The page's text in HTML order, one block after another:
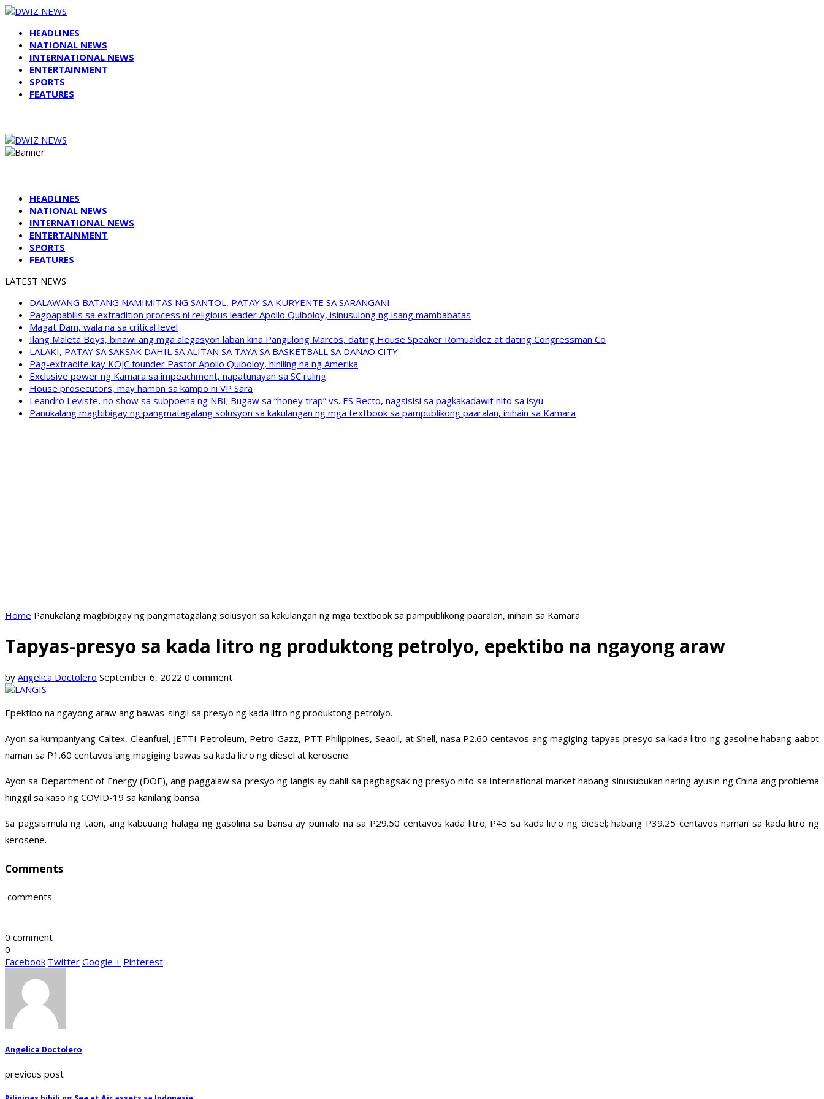
HEADLINES
NATIONAL NEWS
INTERNATIONAL NEWS
ENTERTAINMENT
SPORTS
FEATURES
HEADLINES
NATIONAL NEWS
INTERNATIONAL NEWS
ENTERTAINMENT
SPORTS
FEATURES
LATEST NEWS
DALAWANG BATANG NAMIMITAS NG SANTOL, PATAY SA KURYENTE SA SARANGANI
Pagpapabilis sa extradition process ni religious leader Apollo Quiboloy, isinusulong ng isang mambabatas
Magat Dam, wala na sa critical level
Ilang Maleta Boys, binawi ang mga alegasyon laban kina Pangulong Marcos, dating House Speaker Romualdez at dating Congressman Co
LALAKI, PATAY SA SAKSAK DAHIL SA ALITAN SA TAYA SA BASKETBALL SA DANAO CITY
Pag-extradite kay KOJC founder Pastor Apollo Quiboloy, hiniling na ng Amerika
Exclusive power ng Kamara sa impeachment, napatunayan sa SC ruling
House prosecutors, may hamon sa kampo ni VP Sara
Leandro Leviste, no show sa subpoena ng NBI; Bugaw sa “honey trap” vs. ES Recto, nagsisisi sa pagkakadawit nito sa isyu
Panukalang magbibigay ng pangmatagalang solusyon sa kakulangan ng mga textbook sa pampublikong paaralan, inihain sa Kamara
Home Panukalang magbibigay ng pangmatagalang solusyon sa kakulangan ng mga textbook sa pampublikong paaralan, inihain sa Kamara
Tapyas-presyo sa kada litro ng produktong petrolyo, epektibo na ngayong araw
by Angelica Doctolero September 6, 2022 0 comment
Epektibo na ngayong araw ang bawas-singil sa presyo ng kada litro ng produktong petrolyo.
Ayon sa kumpaniyang Caltex, Cleanfuel, JETTI Petroleum, Petro Gazz, PTT Philippines, Seaoil, at Shell, nasa P2.60 centavos ang magiging tapyas presyo sa kada litro ng gasoline habang aabot
naman sa P1.60 centavos ang magiging bawas sa kada litro ng diesel at kerosene.
Ayon sa Department of Energy (DOE), ang paggalaw sa presyo ng langis ay dahil sa pagbagsak ng presyo nito sa International market habang sinusubukan naring ayusin ng China ang problema
hinggil sa kaso ng COVID-19 sa kanilang bansa.
Sa pagsisimula ng taon, ang kabuuang halaga ng gasolina sa bansa ay pumalo na sa P29.50 centavos kada litro; P45 sa kada litro ng diesel; habang P39.25 centavos naman sa kada litro ng
kerosene.
Comments
comments
0 comment
0
Facebook Twitter Google + Pinterest
Angelica Doctolero
previous post